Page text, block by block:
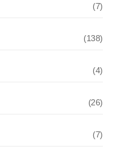
(7)
(138)
(4)
(26)
(7)